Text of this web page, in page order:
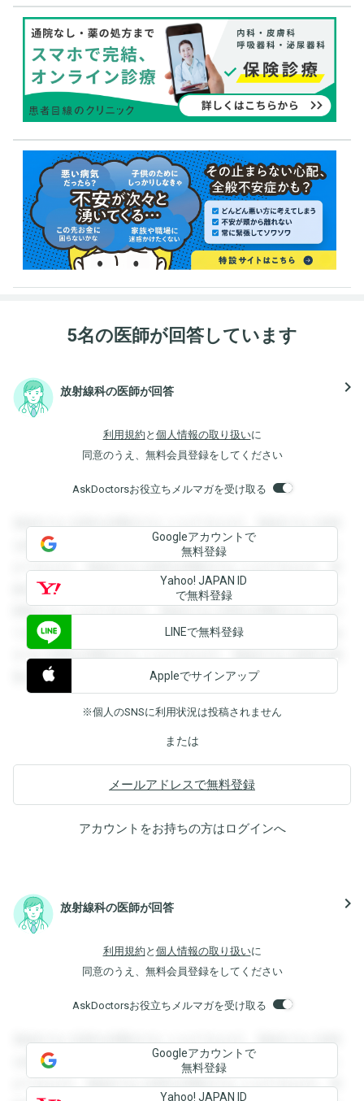
5名の医師が回答しています
放射線科の医師が回答 navigate_next
利用規約 と 個人情報の取り扱いに
同意のうえ、無料会員登録をしてください
AskDoctorsお役立ちメルマガを受け取る
登録すると回答を閲覧することができます。登録すると回答
を閲覧することができます。登録すると回答を閲覧すること
ができます。登録すると回答を閲覧することができます。登
録すると回答を閲覧することができます。登録すると回答を
閲覧することができます。登録すると回答を閲覧することが
できます。登録すると回答を閲覧することができます。登録
すると回答を閲覧することができます。登録すると回答を閲
覧することができます。
Googleアカウントで
無料登録
Yahoo! JAPAN ID
で無料登録
LINEで無料登録
Appleでサインアップ
※個人のSNSに利用状況は投稿されません
または
メールアドレスで無料登録
アカウントをお持ちの方はログインへ
放射線科の医師が回答 navigate_next
利用規約 と 個人情報の取り扱いに
同意のうえ、無料会員登録をしてください
AskDoctorsお役立ちメルマガを受け取る
登録すると回答を閲覧することができます。登録すると回答
を閲覧することができます。登録すると回答を閲覧すること
ができます。登録すると回答を閲覧することができます。登
Googleアカウントで
無料登録
Yahoo! JAPAN ID